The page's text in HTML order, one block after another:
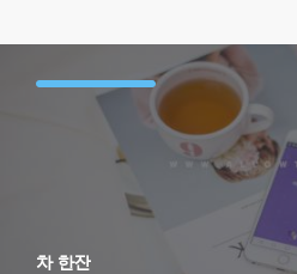
차 한잔